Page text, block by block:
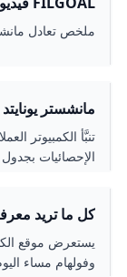
فولام 1-1 (الدوري الإنجليزي)
ملخص تعادل مانشستر
مانشستر
الدوري
تنبَّأ الكمبيوتر
الإحصائيات بجدول
كل ما تريد
وفولهام اليوم
يستعرض موقع
وفولهام مساء